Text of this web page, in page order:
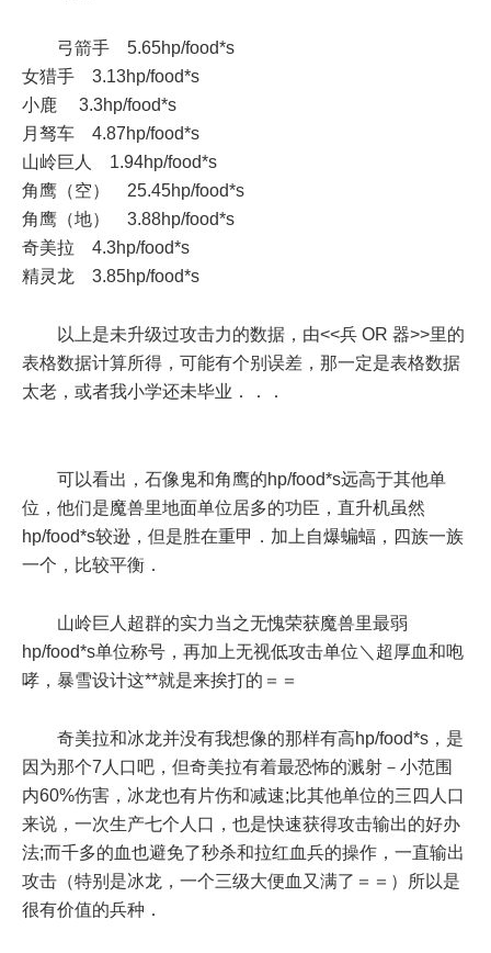
弓箭手 5.65hp/food*s
女猎手 3.13hp/food*s
小鹿 3.3hp/food*s
月驽车 4.87hp/food*s
山岭巨人 1.94hp/food*s
角鹰（空） 25.45hp/food*s
角鹰（地） 3.88hp/food*s
奇美拉 4.3hp/food*s
精灵龙 3.85hp/food*s
以上是未升级过攻击力的数据，由<<兵 OR 器>>里的
表格数据计算所得，可能有个别误差，那一定是表格数据
太老，或者我小学还未毕业．．．
可以看出，石像鬼和角鹰的hp/food*s远高于其他单
位，他们是魔兽里地面单位居多的功臣，直升机虽然
hp/food*s较逊，但是胜在重甲．加上自爆蝙蝠，四族一族
一个，比较平衡．
山岭巨人超群的实力当之无愧荣获魔兽里最弱
hp/food*s单位称号，再加上无视低攻击单位＼超厚血和咆
哮，暴雪设计这**就是来挨打的＝＝
奇美拉和冰龙并没有我想像的那样有高hp/food*s，是
因为那个7人口吧，但奇美拉有着最恐怖的溅射－小范围
内60%伤害，冰龙也有片伤和减速;比其他单位的三四人口
来说，一次生产七个人口，也是快速获得攻击输出的好办
法;而千多的血也避免了秒杀和拉红血兵的操作，一直输出
攻击（特别是冰龙，一个三级大便血又满了＝＝）所以是
很有价值的兵种．